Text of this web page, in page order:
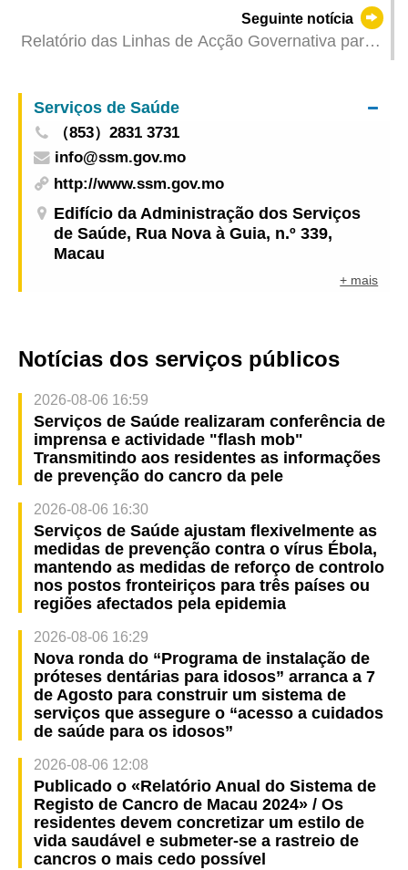
Social à Coreia do Sul para participar na 43.ª
Conferência de Dirigentes dos Serviços
Seguinte notícia
Relatório das Linhas de Acção Governativa para
Serviços de Saúde
（853）2831 3731
info@ssm.gov.mo
http://www.ssm.gov.mo
Edifício da Administração dos Serviços
de Saúde, Rua Nova à Guia, n.º 339,
Macau
+ mais
Notícias dos serviços públicos
2026-08-06 16:59
Serviços de Saúde realizaram conferência de
imprensa e actividade "flash mob"
Transmitindo aos residentes as informações
de prevenção do cancro da pele
2026-08-06 16:30
Serviços de Saúde ajustam flexivelmente as
medidas de prevenção contra o vírus Ébola,
mantendo as medidas de reforço de controlo
nos postos fronteiriços para três países ou
regiões afectados pela epidemia
2026-08-06 16:29
Nova ronda do “Programa de instalação de
próteses dentárias para idosos” arranca a 7
de Agosto para construir um sistema de
serviços que assegure o “acesso a cuidados
de saúde para os idosos”
2026-08-06 12:08
Publicado o «Relatório Anual do Sistema de
Registo de Cancro de Macau 2024» / Os
residentes devem concretizar um estilo de
vida saudável e submeter-se a rastreio de
cancros o mais cedo possível